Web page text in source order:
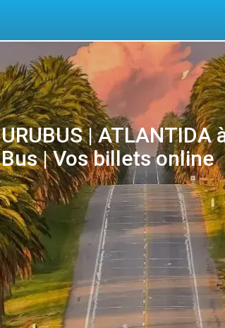
URUBUS | ATLANTIDA
Bus | Vos billets online